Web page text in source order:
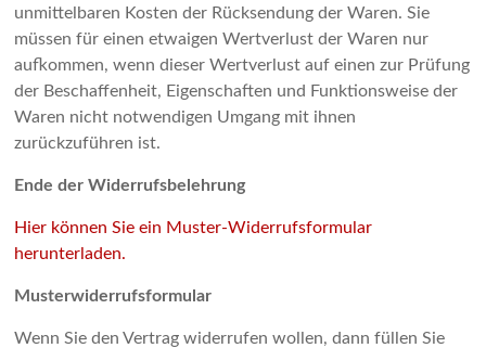
unmittelbaren Kosten der Rücksendung der Waren. Sie
müssen für einen etwaigen Wertverlust der Waren nur
aufkommen, wenn dieser Wertverlust auf einen zur Prüfung
der Beschaffenheit, Eigenschaften und Funktionsweise der
Waren nicht notwendigen Umgang mit ihnen
zurückzuführen ist.
Ende der Widerrufsbelehrung
Hier können Sie ein Muster-Widerrufsformular
herunterladen.
Musterwiderrufsformular
Wenn Sie den Vertrag widerrufen wollen, dann füllen Sie